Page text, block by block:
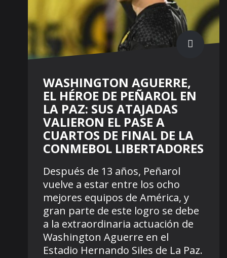
WASHINGTON AGUERRE,
EL HÉROE DE PEÑAROL EN
LA PAZ: SUS ATAJADAS
VALIERON EL PASE A
CUARTOS DE FINAL DE LA
CONMEBOL LIBERTADORES
Después de 13 años, Peñarol
vuelve a estar entre los ocho
mejores equipos de América, y
gran parte de este logro se debe
a la extraordinaria actuación de
Washington Aguerre en el
Estadio Hernando Siles de La Paz.